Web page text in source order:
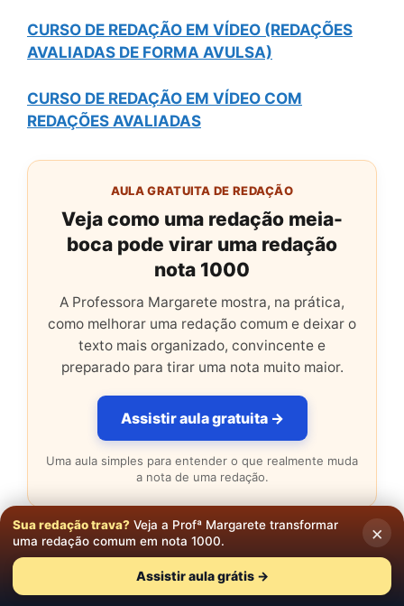
CURSO DE REDAÇÃO EM VÍDEO (REDAÇÕES
AVALIADAS DE FORMA AVULSA)
CURSO DE REDAÇÃO EM VÍDEO COM
REDAÇÕES AVALIADAS
AULA GRATUITA DE REDAÇÃO
Veja como uma redação meia-
boca pode virar uma redação
nota 1000
A Professora Margarete mostra, na prática,
como melhorar uma redação comum e deixar o
texto mais organizado, convincente e
preparado para tirar uma nota muito maior.
Assistir aula gratuita →
Uma aula simples para entender o que realmente muda
a nota de uma redação.
Categorias
Dúvidas Comuns em Redação
Redação Vestibular
Sua redação trava? Veja a Profª Margarete transformar
uma redação comum em nota 1000.
Assistir aula grátis →
×